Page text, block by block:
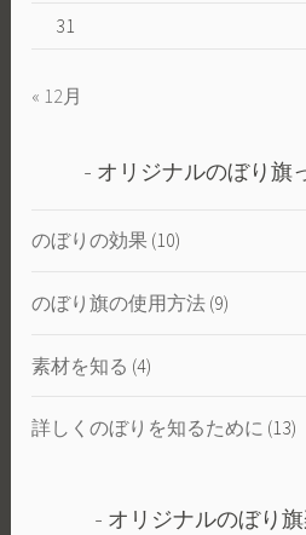
31
« 12月
オリジナルのぼり旗
のぼりの効果 (10)
のぼり旗の使用方法 (9)
素材を知る (4)
詳しくのぼりを知るために (13)
オリジナルのぼり